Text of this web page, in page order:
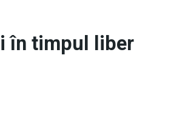
în timpul liber